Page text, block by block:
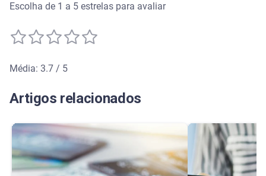
Escolha de 1 a 5 estrelas para avaliar
Média: 3.7 / 5
Artigos relacionados